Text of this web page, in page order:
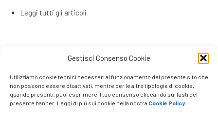
Gestisci Consenso Cookie
Utilizziamo cookie tecnici necessari al funzionamento del presente sito che
non possono essere disattivati, mentre per le altre tipologie di cookie,
quando presenti, puoi esprimere il tuo consenso cliccando sui tasti del
presente banner. Leggi di più sui cookie nella nostra Cookie Policy.
Leggi tutti gli articoli
commerciale ha bisogno di una Content & Service Room
(CSR)
Remote Seller di Successo: Le 4 Competenze Chiave che
Fanno la Differenza